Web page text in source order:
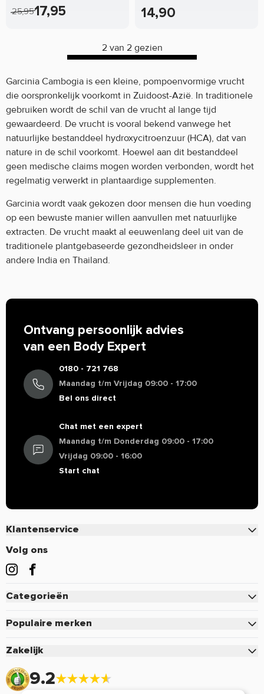
25,9517,95 14,90
2 van 2 gezien
Garcinia Cambogia is een kleine, pompoenvormige vrucht
die oorspronkelijk voorkomt in Zuidoost-Azië. In traditionele
gebruiken wordt de schil van de vrucht al lange tijd
gewaardeerd. De vrucht is vooral bekend vanwege het
natuurlijke bestanddeel hydroxycitroenzuur (HCA), dat van
nature in de schil voorkomt. Hoewel aan dit bestanddeel
geen medische claims mogen worden verbonden, wordt het
regelmatig verwerkt in plantaardige supplementen.
Garcinia wordt vaak gekozen door mensen die hun voeding
op een bewuste manier willen aanvullen met natuurlijke
extracten. De vrucht maakt al eeuwenlang deel uit van de
traditionele plantgebaseerde gezondheidsleer in onder
andere India en Thailand.
Ontvang persoonlijk advies
van een Body Expert
0180 - 721 768
Maandag t/m Vrijdag 09:00 - 17:00
Bel ons direct
Chat met een expert
Maandag t/m Donderdag 09:00 - 17:00
Vrijdag 09:00 - 16:00
Start chat
Klantenservice
Contact
Veelgestelde vragen
Betalen
Verzenden & Bezorgen
Voordelen & Acties
Retour aanmelden
Volg ons
Categorieën
Pre-Workout
Sportvoeding
Vitamine & Mineralen
Populaire merken
Optimum Nutrition
Zakelijk
Zakelijk inloggen
Aanmelden zakelijk account
9.2